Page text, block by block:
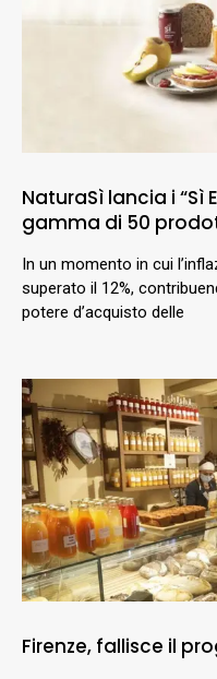
NaturaSì lancia i “Sì
gamma di 50
In un momento in cui
superato il 12%,
potere d’acquisto delle
Firenze, fallisce il